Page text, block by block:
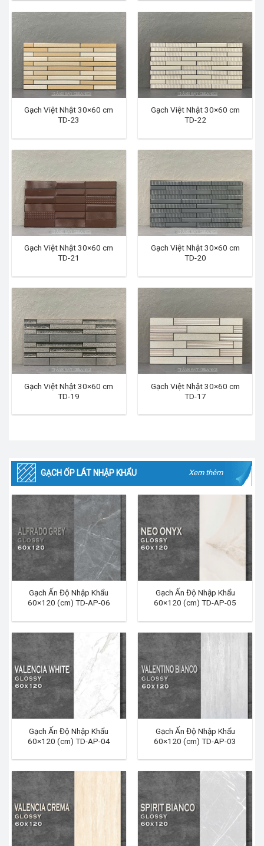
Gạch Việt Nhật 30×60 cm
TD-23
Gạch Việt Nhật 30×60 cm
TD-22
Gạch Việt Nhật 30×60 cm
TD-21
Gạch Việt Nhật 30×60 cm
TD-20
Gạch Việt Nhật 30×60 cm
TD-19
Gạch Việt Nhật 30×60 cm
TD-17
GẠCH ỐP LÁT NHẬP KHẨU Xem thêm
Gạch Ấn Độ Nhập Khẩu
60×120 (cm) TD-AP-06
Gạch Ấn Độ Nhập Khẩu
60×120 (cm) TD-AP-05
Gạch Ấn Độ Nhập Khẩu
60×120 (cm) TD-AP-04
Gạch Ấn Độ Nhập Khẩu
60×120 (cm) TD-AP-03